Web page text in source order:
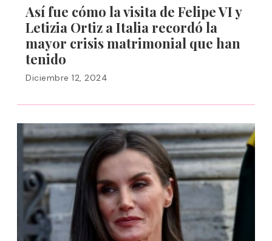
Así fue cómo la visita de Felipe VI y
Letizia Ortiz a Italia recordó la
mayor crisis matrimonial que han
tenido
Diciembre 12, 2024